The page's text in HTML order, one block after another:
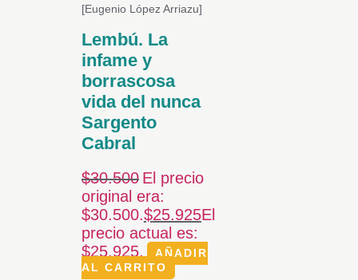
[Eugenio López Arriazu]
Lembú. La
infame y
borrascosa
vida del nunca
Sargento
Cabral
$30.500 El precio
original era:
$30.500.$25.925El
precio actual es:
$25.925.
AÑADIR
AL CARRITO